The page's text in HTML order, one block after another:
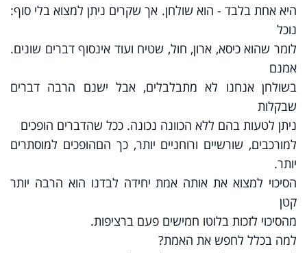
היא אחת בלבד - הוא שולחן. אך שקרים ניתן למצוא בלי סוף:
נוכל
לומר שהוא כיסא, ארון, חול, שטיח ועוד אינסוף דברים שונים.
אמנם
בשולחן אנחנו לא מתבלבלים, אבל ישנם הרבה דברים
שבקלות
ניתן לטעות בהם ללא הכוונה נכונה. ככל שהדברים הופכים
למורכבים, שורשיים ורוחניים יותר, כך הםהופכים למוסתרים
יותר.
הסיכוי למצוא את אותה אמת יחידה לבדנו הוא הרבה יותר
קטן
מהסיכוי לזכות בלוטו חמישים פעם ברציפות.
למה בכלל לחפש את האמת?